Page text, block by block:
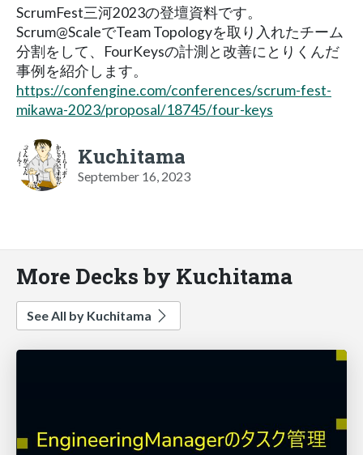
ScrumFest三河2023の登壇資料です。
Scrum@ScaleでTeam Topologyを取り入れたチーム
分割をして、FourKeysの計測と改善にとりくんだ
事例を紹介します。
https://confengine.com/conferences/scrum-fest-
mikawa-2023/proposal/18745/four-keys
Kuchitama
September 16, 2023
More Decks by Kuchitama
See All by Kuchitama